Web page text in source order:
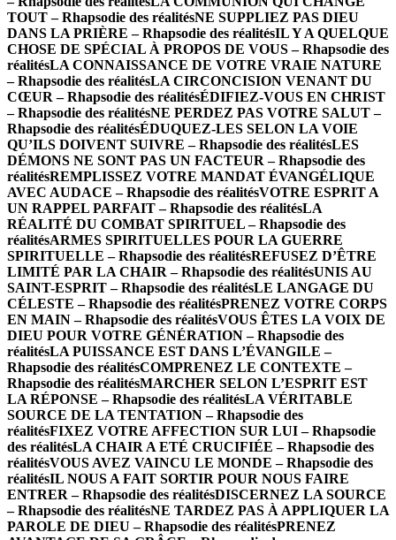
TOUT – Rhapsodie des réalitésNE SUPPLIEZ PAS DIEU
DANS LA PRIÈRE – Rhapsodie des réalitésIL Y A QUELQUE
CHOSE DE SPÉCIAL À PROPOS DE VOUS – Rhapsodie des
réalitésLA CONNAISSANCE DE VOTRE VRAIE NATURE
– Rhapsodie des réalitésLA CIRCONCISION VENANT DU
CŒUR – Rhapsodie des réalitésÉDIFIEZ-VOUS EN CHRIST
– Rhapsodie des réalitésNE PERDEZ PAS VOTRE SALUT –
Rhapsodie des réalitésÉDUQUEZ-LES SELON LA VOIE
QU’ILS DOIVENT SUIVRE – Rhapsodie des réalitésLES
DÉMONS NE SONT PAS UN FACTEUR – Rhapsodie des
réalitésREMPLISSEZ VOTRE MANDAT ÉVANGÉLIQUE
AVEC AUDACE – Rhapsodie des réalitésVOTRE ESPRIT A
UN RAPPEL PARFAIT – Rhapsodie des réalitésLA
RÉALITÉ DU COMBAT SPIRITUEL – Rhapsodie des
réalitésARMES SPIRITUELLES POUR LA GUERRE
SPIRITUELLE – Rhapsodie des réalitésREFUSEZ D’ÊTRE
LIMITÉ PAR LA CHAIR – Rhapsodie des réalitésUNIS AU
SAINT-ESPRIT – Rhapsodie des réalitésLE LANGAGE DU
CÉLESTE – Rhapsodie des réalitésPRENEZ VOTRE CORPS
EN MAIN – Rhapsodie des réalitésVOUS ÊTES LA VOIX DE
DIEU POUR VOTRE GÉNÉRATION – Rhapsodie des
réalitésLA PUISSANCE EST DANS L’ÉVANGILE –
Rhapsodie des réalitésCOMPRENEZ LE CONTEXTE –
Rhapsodie des réalitésMARCHER SELON L’ESPRIT EST
LA RÉPONSE – Rhapsodie des réalitésLA VÉRITABLE
SOURCE DE LA TENTATION – Rhapsodie des
réalitésFIXEZ VOTRE AFFECTION SUR LUI – Rhapsodie
des réalitésLA CHAIR A ETÉ CRUCIFIÉE – Rhapsodie des
réalitésVOUS AVEZ VAINCU LE MONDE – Rhapsodie des
réalitésIL NOUS A FAIT SORTIR POUR NOUS FAIRE
ENTRER – Rhapsodie des réalitésDISCERNEZ LA SOURCE
– Rhapsodie des réalitésNE TARDEZ PAS À APPLIQUER LA
PAROLE DE DIEU – Rhapsodie des réalitésPRENEZ